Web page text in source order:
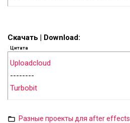
Скачать | Download:
Цитата
Uploadcloud
--------
Turbobit
Разные проекты для after effects